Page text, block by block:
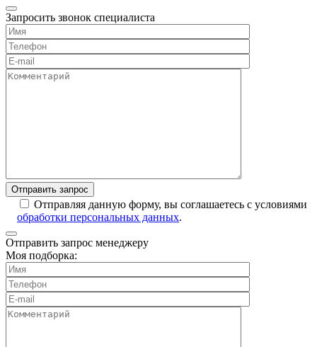
Запросить звонок специалиста
Отправляя данную форму, вы соглашаетесь с условиями
обработки персональных данных.
Отправить запрос менеджеру
Моя подборка: